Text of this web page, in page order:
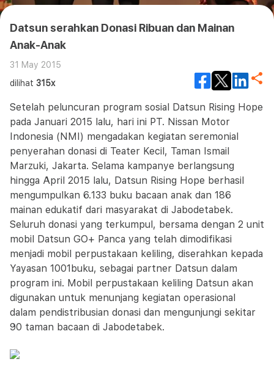
Datsun serahkan Donasi Ribuan dan Mainan
Anak-Anak
31 May 2015
dilihat 315x
Setelah peluncuran program sosial Datsun Rising Hope
pada Januari 2015 lalu, hari ini PT. Nissan Motor
Indonesia (NMI) mengadakan kegiatan seremonial
penyerahan donasi di Teater Kecil, Taman Ismail
Marzuki, Jakarta. Selama kampanye berlangsung
hingga April 2015 lalu, Datsun Rising Hope berhasil
mengumpulkan 6.133 buku bacaan anak dan 186
mainan edukatif dari masyarakat di Jabodetabek.
Seluruh donasi yang terkumpul, bersama dengan 2 unit
mobil Datsun GO+ Panca yang telah dimodifikasi
menjadi mobil perpustakaan keliling, diserahkan kepada
Yayasan 1001buku, sebagai partner Datsun dalam
program ini. Mobil perpustakaan keliling Datsun akan
digunakan untuk menunjang kegiatan operasional
dalam pendistribusian donasi dan mengunjungi sekitar
90 taman bacaan di Jabodetabek.